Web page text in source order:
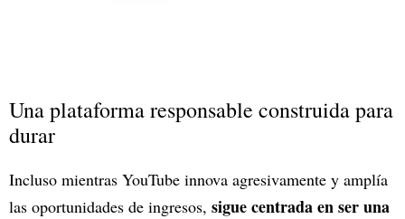
Una plataforma responsable construida para
durar
Incluso mientras YouTube innova agresivamente y amplía
las oportunidades de ingresos, sigue centrada en ser una